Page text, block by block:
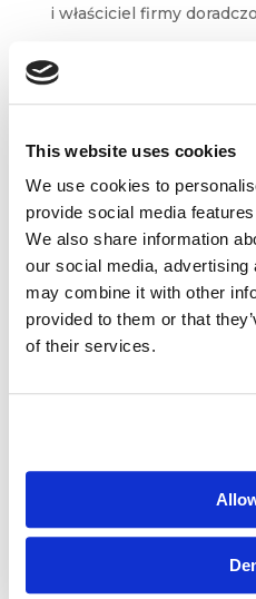
This website uses cookies
We use cookies to
provide social media
We also share information
our social media,
may combine it with other
provided to them or that
of their services.
i właściciel firmy
Dane kontaktowe

questus
ul. Organizacji
91-811 Łódź
 601 098 038